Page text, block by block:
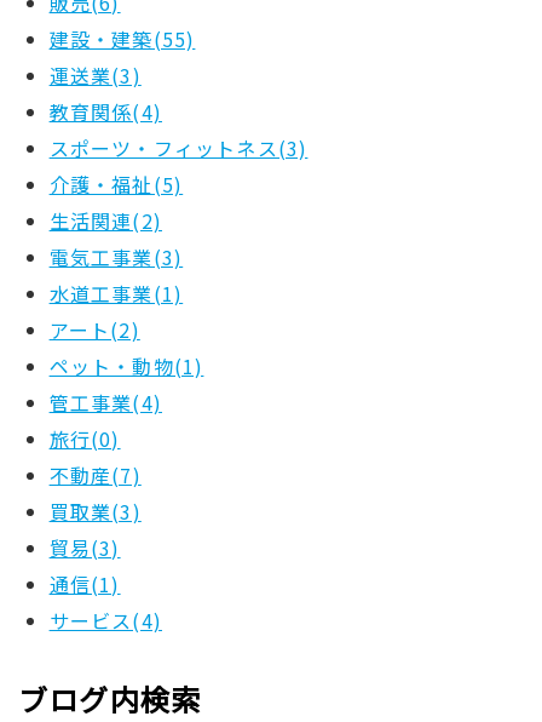
建設・建築(55)
運送業(3)
教育関係(4)
スポーツ・フィットネス(3)
介護・福祉(5)
生活関連(2)
電気工事業(3)
水道工事業(1)
アート(2)
ペット・動物(1)
管工事業(4)
旅行(0)
不動産(7)
買取業(3)
貿易(3)
通信(1)
サービス(4)
ブログ内検索